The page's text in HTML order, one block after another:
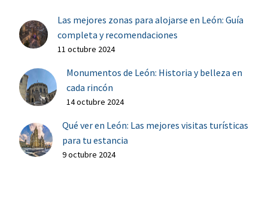
Las mejores zonas para alojarse en León: Guía
completa y recomendaciones
11 octubre 2024
Monumentos de León: Historia y belleza en
cada rincón
14 octubre 2024
Qué ver en León: Las mejores visitas turísticas
para tu estancia
9 octubre 2024